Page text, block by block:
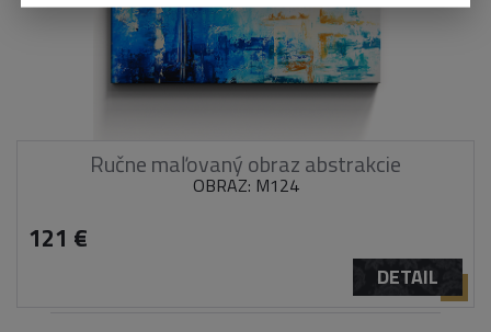
Ručne maľovaný obraz abstrakcie
OBRAZ: M124
121 €
DETAIL